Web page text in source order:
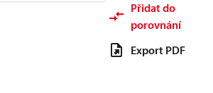
Přidat do
porovnání
Export PDF